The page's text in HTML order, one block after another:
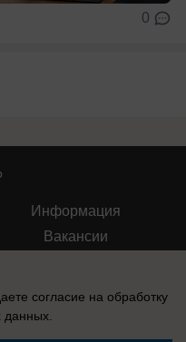
0
Информация
Вакансии
согласие на обработку
данных.